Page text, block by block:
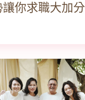
讓你求職大加分